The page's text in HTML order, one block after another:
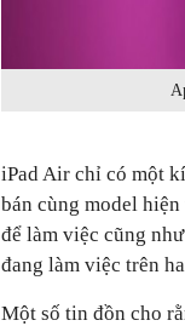
‌iPad Air‌ chỉ có một
bán cùng model
để làm việc cũng
đang làm việc trên
Một số tin đồn cho